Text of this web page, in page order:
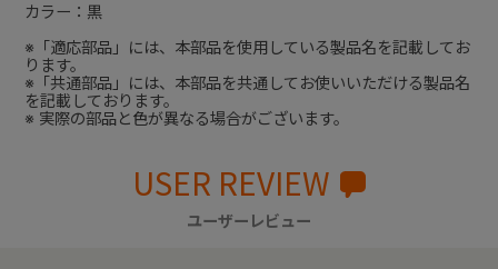
カラー：黒
※「適応部品」には、本部品を使用している製品名を記載してお
ります。
※「共通部品」には、本部品を共通してお使いいただける製品名
を記載しております。
※ 実際の部品と色が異なる場合がございます。
USER REVIEW
ユーザーレビュー